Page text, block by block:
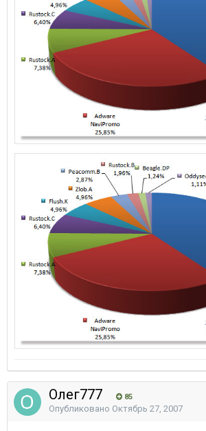
Олег777 85
Опубликовано Октябрь 27, 2007